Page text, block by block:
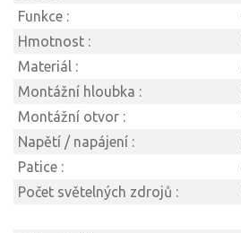
Funkce :
Hmotnost :
Materiál :
Montážní hloubka :
Montážní otvor :
Napětí / napájení :
Patice :
Počet světelných zdrojů :